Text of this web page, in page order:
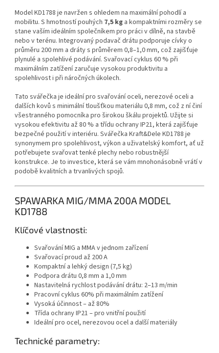
Model KD1788 je navržen s ohledem na maximální pohodlí a
mobilitu. S hmotností pouhých 7,5 kg a kompaktními rozměry se
stane vaším ideálním společníkem pro práci v dílně, na stavbě
nebo v terénu. Integrovaný podavač drátu podporuje cívky o
průměru 200 mm a dráty s průměrem 0,8–1,0 mm, což zajišťuje
plynulé a spolehlivé podávání. Svařovací cyklus 60 % při
maximálním zatížení zaručuje vysokou produktivitu a
spolehlivost i při náročných úkolech.
Tato svářečka je ideální pro svařování oceli, nerezové oceli a
dalších kovů s minimální tloušťkou materiálu 0,8 mm, což z ní činí
všestranného pomocníka pro širokou škálu projektů. Užijte si
vysokou efektivitu až 80 % a třídu ochrany IP21, která zajišťuje
bezpečné použití v interiéru. Svářečka Kraft&Dele KD1788 je
synonymem pro spolehlivost, výkon a uživatelský komfort, ať už
potřebujete svařovat tenké plechy nebo robustnější
konstrukce. Je to investice, která se vám mnohonásobně vrátí v
podobě kvalitních a trvanlivých spojů.
SPAWARKA MIG/MMA 200A MODEL
KD1788
Klíčové vlastnosti:
Svařování MIG a MMA v jednom zařízení
Svařovací proud až 200 A
Kompaktní a lehký design (7,5 kg)
Podpora drátu 0,8 mm a 1,0 mm
Nastavitelná rychlost podávání drátu: 2–13 m/min
Pracovní cyklus 60% při maximálním zatížení
Vysoká účinnost – až 80%
Třída ochrany IP21 – pro vnitřní použití
Ideální pro ocel, nerezovou ocel a další materiály
Technické parametry: